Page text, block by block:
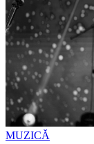
MUZICĂ